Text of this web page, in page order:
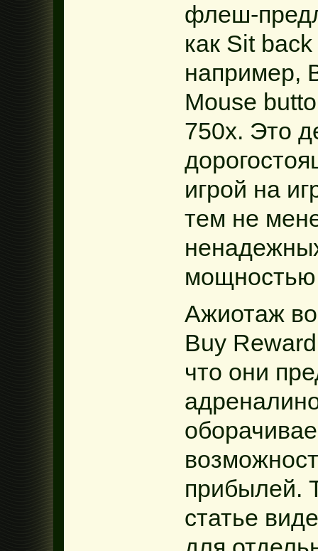
флеш-
как Sit
например,
Mouse
750x. Это
игрой на
тем не
мощностью
Ажиотаж
Buy
что они
прибылей.
статье